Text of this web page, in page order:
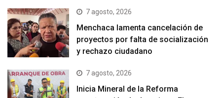
7 agosto, 2026
Menchaca lamenta cancelación de
proyectos por falta de socialización
y rechazo ciudadano
7 agosto, 2026
Inicia Mineral de la Reforma